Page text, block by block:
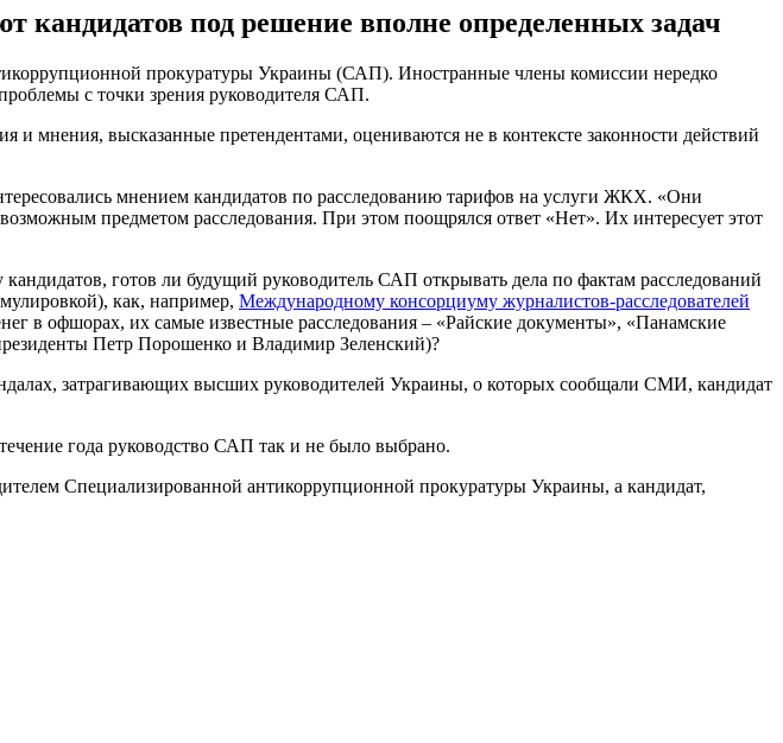
под решение вполне определенных задач
прокуратуры Украины (САП). Иностранные члены комиссии нередко
с точки зрения руководителя САП.
мнения, высказанные претендентами, оцениваются не в контексте законности действий
мнением кандидатов по расследованию тарифов на услуги ЖКХ. «Они
предметом расследования. При этом поощрялся ответ «Нет». Их интересует этот
готов ли будущий руководитель САП открывать дела по фактам расследований
как, например, Международному консорциуму журналистов-расследователей
в офшорах, их самые известные расследования – «Райские документы», «Панамские
Петр Порошенко и Владимир Зеленский)?
затрагивающих высших руководителей Украины, о которых сообщали СМИ, кандидат
года руководство САП так и не было выбрано.
Специализированной антикоррупционной прокуратуры Украины, а кандидат,